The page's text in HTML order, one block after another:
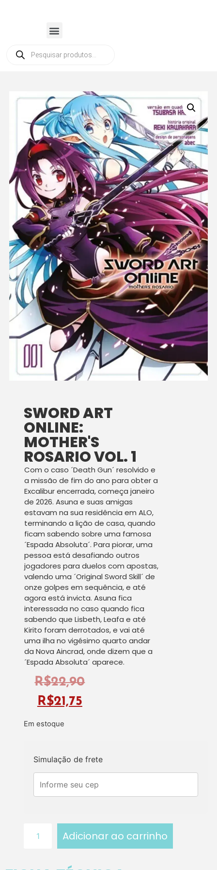
SWORD ART
ONLINE:
MOTHER'S
ROSARIO VOL. 1
Com o caso ´Death Gun´ resolvido e
a missão de fim do ano para obter a
Excalibur encerrada, começa janeiro
de 2026. Asuna e suas amigas
estavam na sua residência em ALO,
terminando a lição de casa, quando
ficam sabendo sobre uma famosa
´Espada Absoluta´. Para piorar, uma
pessoa está desafiando outros
jogadores para duelos com apostas,
valendo uma ´Original Sword Skill´ de
onze golpes em sequência, e até
agora está invicta. Asuna fica
interessada no caso quando fica
sabendo que Lisbeth, Leafa e até
Kirito foram derrotados, e vai até
uma ilha no vigésimo quarto andar
da Nova Aincrad, onde dizem que a
´Espada Absoluta´ aparece.
R$22,90
R$21,75
Em estoque
Simulação de frete
Adicionar ao carrinho